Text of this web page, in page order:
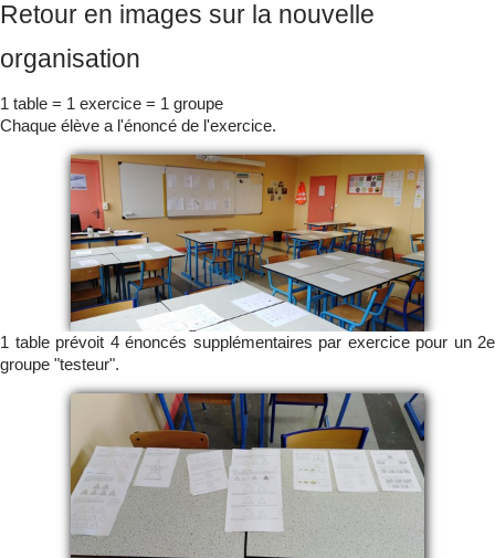
Retour en images sur la nouvelle
organisation
1 table = 1 exercice = 1 groupe
Chaque élève a l'énoncé de l'exercice.
1 table prévoit 4 énoncés supplémentaires par exercice pour un 2e
groupe "testeur".